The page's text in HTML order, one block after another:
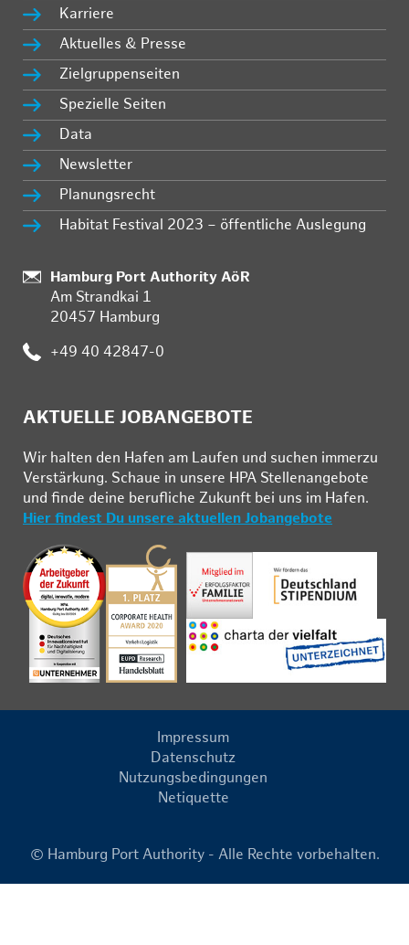
Karriere
Aktuelles & Presse
Zielgruppenseiten
Spezielle Seiten
Data
Newsletter
Planungsrecht
Habitat Festival 2023 – öffentliche Auslegung
Standort:
Hamburg Port Authority AöR
Am Strandkai 1
20457 Hamburg
Telefon:
+49 40 42847-0
AKTUELLE JOBANGEBOTE
Wir hal­ten den Ha­fen am Lau­fen und su­chen im­mer­zu
Ver­stär­kung. Schau­e in un­se­re HPA Stel­len­an­ge­bo­te
und fin­de deine be­ruf­li­che Zu­kunft bei uns im Ha­fen.
Hier findest Du unsere aktuellen Jobangebote
Impressum
Datenschutz
Nutzungsbedingungen
Netiquette
© Hamburg Port Authority - Alle Rechte vorbehalten.